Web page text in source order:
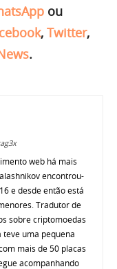
ou
, Twitter,
.
web há mais
encontrou-
e desde então está
Tradutor de
sobre criptomoedas
uma pequena
mais de 50 placas
acompanhando